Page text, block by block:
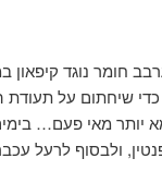
חומר נוגד
שיחתום על
יותר מאי פעם…
ולבסוף לרעל